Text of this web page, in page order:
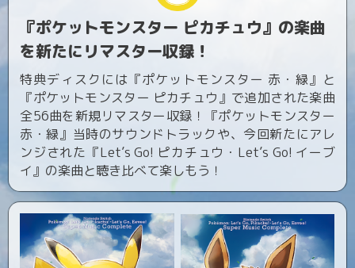
『ポケットモンスター ピカチュウ』の楽曲
を新たにリマスター収録！
特典ディスクには『ポケットモンスター 赤・緑』と
『ポケットモンスター ピカチュウ』で追加された楽曲
全56曲を新規リマスター収録！『ポケットモンスター
赤・緑』当時のサウンドトラックや、今回新たにアレ
ンジされた『Let’s Go! ピカチュウ・Let’s Go! イーブ
イ』の楽曲と聴き比べて楽しもう！